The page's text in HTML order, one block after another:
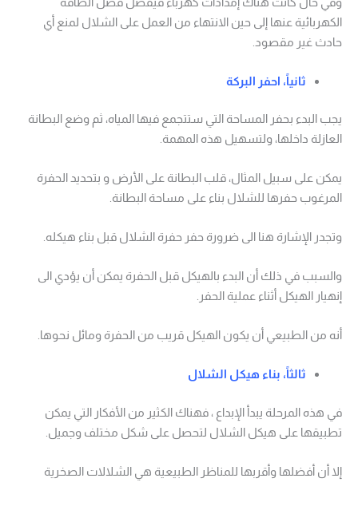
الكهربائية عنها إلى حين الانتهاء من العمل على الشلال لمنع أي
حادث غير مقصود.
ثانياً، احفر البركة
يجب البدء بحفر المساحة التي ستتجمع فيها المياه، ثم وضع البطانة
العازلة داخلها، ولتسهيل هذه المهمة.
يمكن على سبيل المثال، قلب البطانة على الأرض و بتحديد الحفرة
المرغوب حفرها للشلال بناء على مساحة البطانة.
وتجدر الإشارة هنا الى ضرورة حفر حفرة الشلال قبل بناء هيكله.
والسبب في ذلك أن البدء بالهيكل قبل الحفرة يمكن أن يؤدي الى
إنهيار الهيكل أثناء عملية الحفر.
أنه من الطبيعي أن يكون الهيكل قريب من الحفرة ومائل نحوها.
ثالثاً، بناء هيكل الشلال
في هذه المرحلة يبدأ الإبداع ، فهناك الكثير من الأفكار التي يمكن
تطبيقها على هيكل الشلال لتحصل على شكل مختلف وجميل.
إلا أن أفضلها وأقربها للمناظر الطبيعية هي الشلالات الصخرية